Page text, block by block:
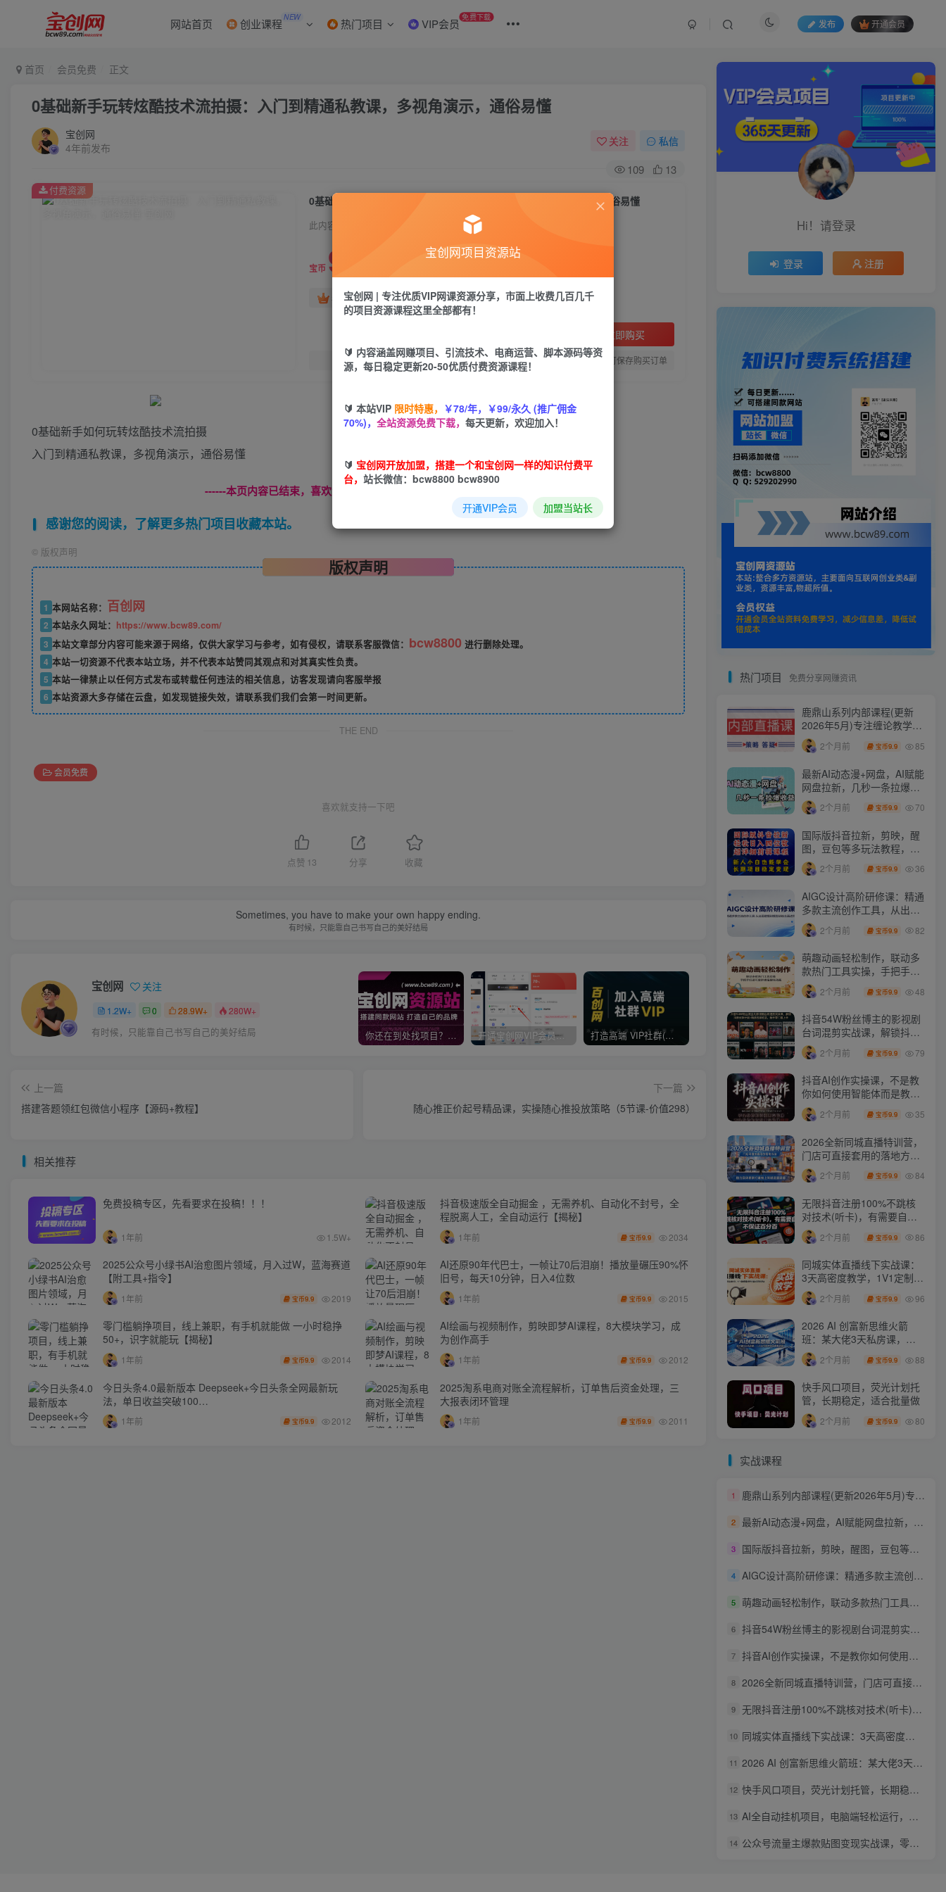
网站首页 创业课程 NEW 热门项目 VIP会员 免费下载
发布 开通会员
首页 会员免费 正文
0基础新手玩转炫酷技术流拍摄：入门到精通私教课，多视角演示，通俗易懂
宝创网
4年前发布
关注 私信
109 13
0基础新手玩转炫酷技术流拍摄：入门到精通私教课，多视角演示，通俗易懂
此内容为付费资源，请付费后查看
宝币 9.9
年卡会员免费 永久会员免费
立即购买
您当前未登录！建议登陆后购买，可保存购买订单
付费资源
0基础新手如何玩转炫酷技术流拍摄
入门到精通私教课，多视角演示，通俗易懂
------本页内容已结束，喜欢请分享，站长微信：【bcw8800】------
感谢您的阅读，了解更多热门项目收藏本站。
© 版权声明
版权声明
1 本网站名称： 百创网
2 本站永久网址： https://www.bcw89.com/
3 本站文章部分内容可能来源于网络，仅供大家学习与参考，如有侵权，请联系客服微信： bcw8800 进行删除处理。
4 本站一切资源不代表本站立场，并不代表本站赞同其观点和对其真实性负责。
5 本站一律禁止以任何方式发布或转载任何违法的相关信息，访客发现请向客服举报
6 本站资源大多存储在云盘，如发现链接失效，请联系我们我们会第一时间更新。
THE END
会员免费
喜欢就支持一下吧
点赞 13 分享 收藏
Sometimes, you have to make your own happy ending.
有时候，只能靠自己书写自己的美好结局
宝创网 关注
1.2W+ 0 28.9W+ 280W+
有时候，只能靠自己书写自己的美好结局 你还在到处找项目？还在当韭菜？我靠卖项目一个月收入5万+，曾经我也是个失败者。 开通宝创网VIP会员，尊享全站资源免费下载，享70%的推广提成！！【限时五折优惠】 打造高端 VIP社群(社群仅对网站用户开放) 最新无水印课程资源 长期更新 免费投稿专区，先看要求在投稿！！！
上一篇
搭建答题领红包微信小程序【源码+教程】
下一篇
随心推正价起号精品课，实操随心推投放策略（5节课-价值298）
相关推荐
免费投稿专区，先看要求在投稿！！！
1年前 1.5W+
抖音极速版全自动掘金 ，无需养机、自动化不封号，全
程脱离人工，全自动运行【揭秘】
1年前 宝币9.9 2034
2025公众号小绿书AI治愈图片领域，月入过W，蓝海赛道
【附工具+指令】
1年前 宝币9.9 2019
AI还原90年代巴士，一帧让70后泪崩！播放量碾压90%怀
旧号，每天10分钟，日入4位数
1年前 宝币9.9 2015
零门槛躺挣项目，线上兼职，有手机就能做 一小时稳挣
50+，识字就能玩【揭秘】
1年前 宝币9.9 2014
AI绘画与视频制作，剪映即梦AI课程，8大模块学习，成
为创作高手
1年前 宝币9.9 2012
今日头条4.0最新版本 Deepseek+今日头条全网最新玩
法，单日收益突破100…
1年前 宝币9.9 2012
2025淘系电商对账全流程解析，订单售后资金处理，三
大报表闭环管理
1年前 宝币9.9 2011
Hi！请登录
登录 注册
热门项目 免费分享网赚资讯
鹿鼎山系列内部课程(更新
2026年5月)专注缠论教学，
行情分析、学习答疑、机会
提示、实操讲解
2个月前 宝币9.9 85
最新AI动态漫+网盘，AI赋能
网盘拉新，几秒一条拉爆收
益
2个月前 宝币9.9 70
国际版抖音拉新，剪映，醒
图，豆包等多玩法教程，长
期可做的项目，轻松日入四
位数，深度揭秘玩法，干就
2个月前 宝币9.9 36
AIGC设计高阶研修课：精通
多款主流创作工具，从出图
建模到模型训练全面进阶
2个月前 宝币9.9 82
萌趣动画轻松制作，联动多
款热门工具实操，手把手打
造可爱胖橘猫趣味动画
2个月前 宝币9.9 48
抖音54W粉丝博主的影视剧
台词混剪实战课，解锁抖音
伙伴计划+精选独家收益，
新手零门槛上手
2个月前 宝币9.9 79
抖音AI创作实操课，不是教
你如何使用智能体而是教你
如何利用智能体变现(更新5
月) 2个月前 宝币9.9 35
2026全新同城直播特训营，
门店可直接套用的落地方
法，助力实体商家打通线上
同城流量渠道
2个月前 宝币9.9 84
无限抖音注册100%不跳核
对技术(听卡)，有需要自
测，不保证百分百
2个月前 宝币9.9 86
同城实体直播线下实战课：
3天高密度教学，1V1定制货
盘话术快速实现同城爆店
2个月前 宝币9.9 96
2026 AI 创富新思维火箭
班：某大佬3天私房课，一
人公司实体获客商机洞察
2个月前 宝币9.9 88
快手风口项目，荧光计划托
管，长期稳定，适合批量做
2个月前 宝币9.9 80
实战课程
1 鹿鼎山系列内部课程(更新2026年5月)专注缠论教学，行情分析、学习答疑、机会提示、实操讲解
2 最新AI动态漫+网盘，AI赋能网盘拉新，几秒一条拉爆收益
3 国际版抖音拉新，剪映，醒图，豆包等多玩法教程，长期可做的项目，轻松日入四位数，深度揭秘玩法，干就完了
4 AIGC设计高阶研修课：精通多款主流创作工具，从出图建模到模型训练全面进阶
5 萌趣动画轻松制作，联动多款热门工具实操，手把手打造可爱胖橘猫趣味动画
6 抖音54W粉丝博主的影视剧台词混剪实战课，解锁抖音伙伴计划+精选独家收益，新手零门槛上手
7 抖音AI创作实操课，不是教你如何使用智能体而是教你如何利用智能体变现(更新5月)
8 2026全新同城直播特训营，门店可直接套用的落地方法，助力实体商家打通线上同城流量渠道
9 无限抖音注册100%不跳核对技术(听卡)，有需要自测，不保证百分百
10 同城实体直播线下实战课：3天高密度教学，1V1定制货盘话术快速实现同城爆店
11 2026 AI 创富新思维火箭班：某大佬3天私房课，一人公司实体获客商机洞察
12 快手风口项目，荧光计划托管，长期稳定，适合批量做
13 AI全自动挂机项目，电脑端轻松运行，稳定日入500+，零门槛上手
14 公众号流量主爆款贴图变现实战课，零基础AI一键出图，轻松日入100+稳定收益
宝创网项目资源站
宝创网 | 专注优质VIP网课资源分享，市面上收费几百几千
的项目资源课程这里全部都有！
🔰 内容涵盖网赚项目、引流技术、电商运营、脚本源码等资
源，每日稳定更新20-50优质付费资源课程！
🔰 本站VIP 限时特惠， ￥78/年，￥99/永久 (推广佣金
70%)， 全站资源免费下载， 每天更新，欢迎加入！
🔰 宝创网开放加盟，搭建一个和宝创网一样的知识付费平
台， 站长微信：bcw8800 bcw8900
开通VIP会员 加盟当站长